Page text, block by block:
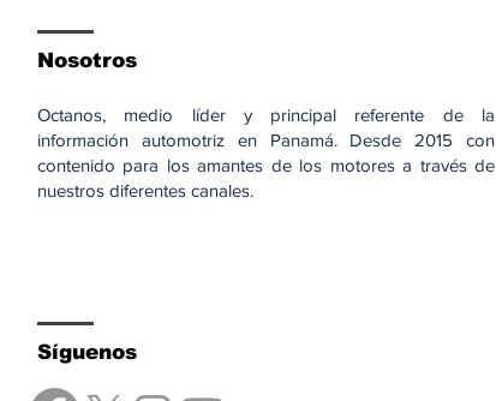
Nosotros
Octanos, medio líder y principal referente de la
información automotriz en Panamá. Desde 2015 con
contenido para los amantes de los motores a través de
nuestros diferentes canales.
Síguenos